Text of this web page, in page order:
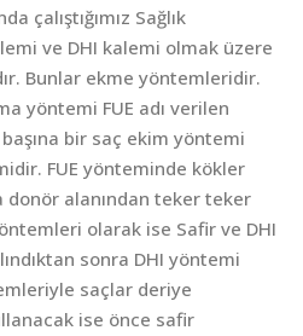
çalıştığımız Sağlık
ve DHI kalemi olmak üzere
Bunlar ekme yöntemleridir.
yöntemi FUE adı verilen
bir saç ekim yöntemi
FUE yönteminde kökler
donör alanından teker teker
olarak ise Safir ve DHI
sonra DHI yöntemi
saçlar deriye
ise önce safir